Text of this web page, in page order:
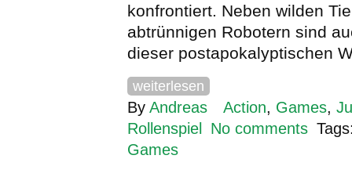
konfrontiert. Neben wilden
abtrünnigen Robotern sind
dieser postapokalyptischen
weiterlesen
By Andreas Action, Games,
Rollenspiel
No comments
Games